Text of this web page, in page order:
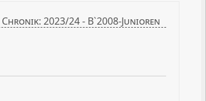
Chronik: 2023/24 - B`2008-Junioren